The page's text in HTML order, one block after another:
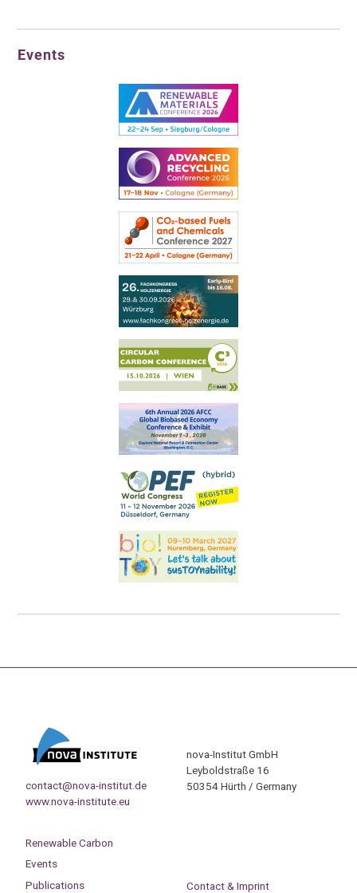
Events
contact@nova-institut.de
www.nova-institute.eu
nova-Institut GmbH
Leyboldstraße 16
50354 Hürth / Germany
Renewable Carbon
Events
Publications
Contact & Imprint